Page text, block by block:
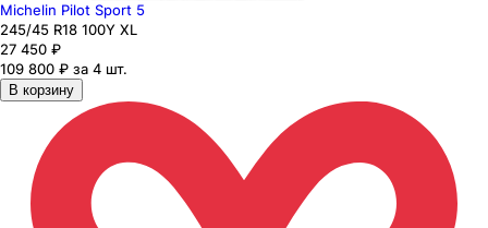
Michelin Pilot Sport 5
245/45 R18 100Y XL
27 450 ₽
109 800 ₽ за 4 шт.
В корзину